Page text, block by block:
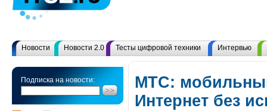
Новости Новости 2.0 Тесты цифровой техники Интервью
Подписка на новости:
МТС:
Интернет без